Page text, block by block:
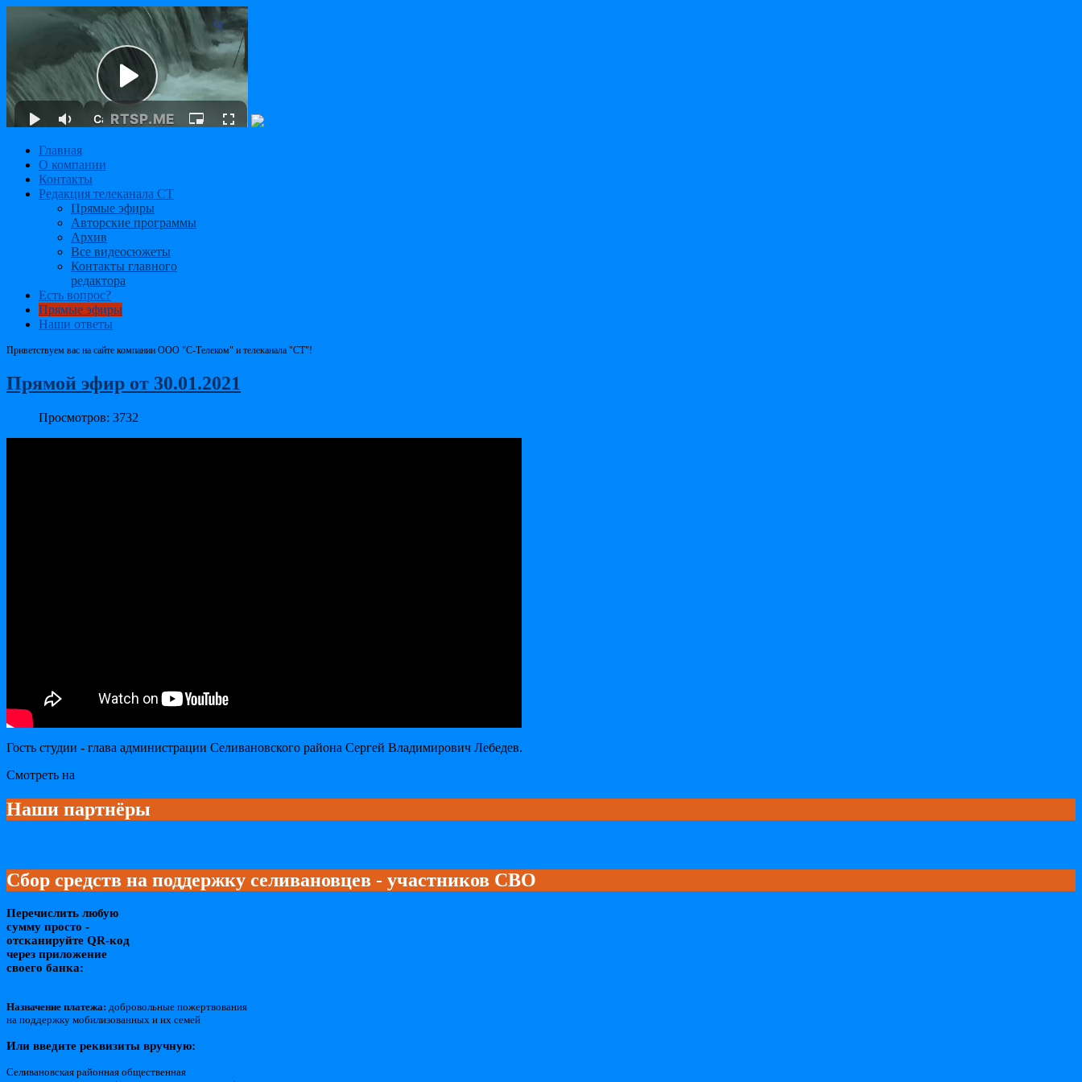
Главная
О компании
Контакты
Редакция телеканала СТ
Прямые эфиры
Авторские программы
Архив
Все видеосюжеты
Контакты главного
редактора
Есть вопрос?
Прямые эфиры
Наши ответы
Приветствуем вас на сайте компании ООО "С-Телеком" и телеканала "СТ"!
Прямой эфир от 30.01.2021
Просмотров: 3732
Гость студии - глава администрации Селивановского района Сергей Владимирович Лебедев.
Смотреть на
Наши партнёры
Сбор средств на поддержку селивановцев - участников СВО
Перечислить любую
сумму просто -
отсканируйте QR-код
через приложение
своего банка:
Назначение платежа: добровольные пожертвования
на поддержку мобилизованных и их семей
Или введите реквизиты вручную:
Селивановская районная общественная